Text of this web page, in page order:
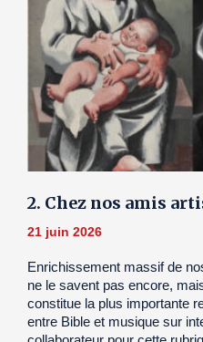
2. Chez nos amis
21 juin 2026
Enrichissement massif de
ne le savent pas encore,
constitue la plus importante
entre Bible et musique sur